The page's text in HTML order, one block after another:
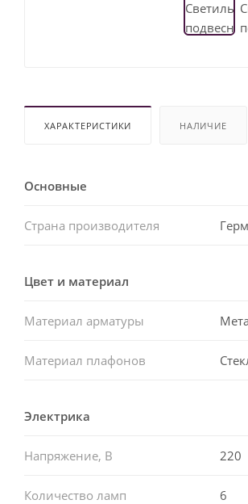
ХАРАКТЕРИСТИКИ НАЛИЧИЕ
Основные
Страна производителя
Цвет и материал
Материал арматуры
Материал плафонов
Электрика
Напряжение, В 220
Количество ламп 6